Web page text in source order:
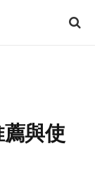
薦與使